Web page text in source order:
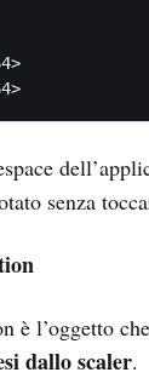
senza
è l’oggetto che
dallo scaler.